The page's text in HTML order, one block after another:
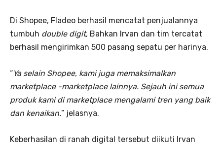
Di Shopee, Fladeo berhasil mencatat penjualannya
tumbuh double digit, Bahkan Irvan dan tim tercatat
berhasil mengirimkan 500 pasang sepatu per harinya.
“Ya selain Shopee, kami juga memaksimalkan
marketplace -marketplace lainnya. Sejauh ini semua
produk kami di marketplace mengalami tren yang baik
dan kenaikan.” jelasnya.
Keberhasilan di ranah digital tersebut diikuti Irvan